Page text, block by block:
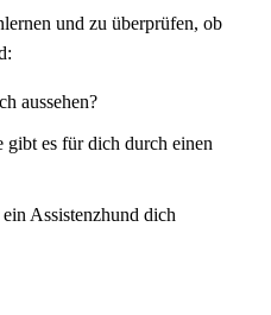
und zu überprüfen, ob
aussehen?
es für dich durch einen
Assistenzhund dich